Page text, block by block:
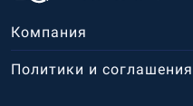
Компания
Политики и соглашения